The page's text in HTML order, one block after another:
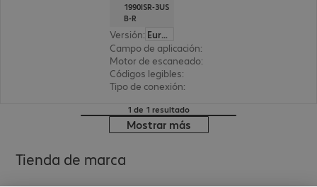
1990ISR-3US
B-R
Versión:
Europa
Campo de aplicación:
Motor de escaneado:
Códigos legibles:
Tipo de conexión:
1 de 1 resultado
Mostrar más
Tienda de marca